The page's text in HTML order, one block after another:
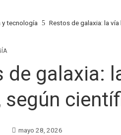
y tecnología Restos de galaxia: la
de galaxia:
según
mayo 28, 2026